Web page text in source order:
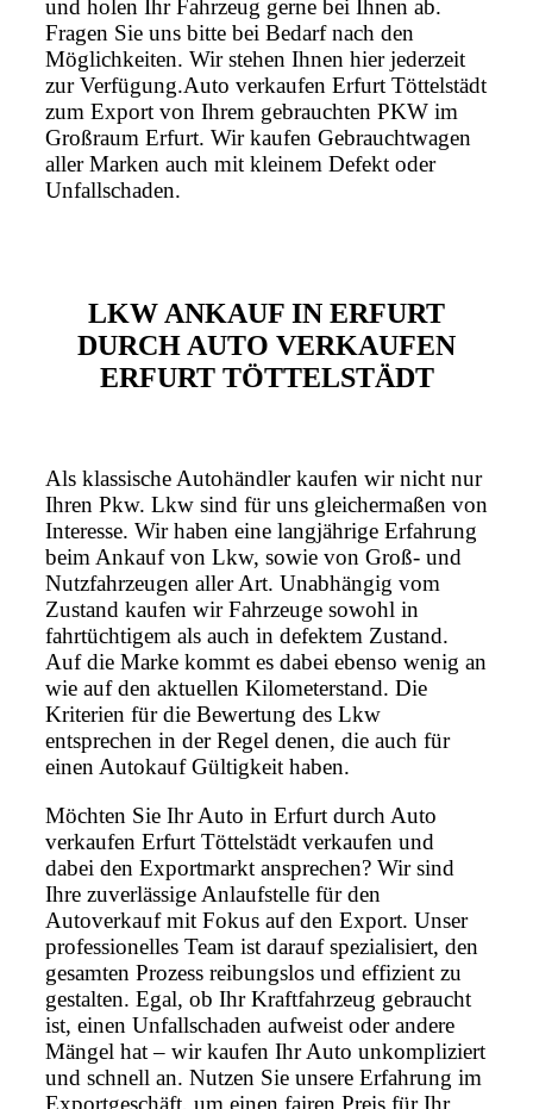
und holen Ihr Fahrzeug gerne bei Ihnen ab.
Fragen Sie uns bitte bei Bedarf nach den
Möglichkeiten. Wir stehen Ihnen hier jederzeit
zur Verfügung.Auto verkaufen Erfurt Töttelstädt
zum Export von Ihrem gebrauchten PKW im
Großraum Erfurt. Wir kaufen Gebrauchtwagen
aller Marken auch mit kleinem Defekt oder
Unfallschaden.
LKW ANKAUF IN ERFURT
DURCH AUTO VERKAUFEN
ERFURT TÖTTELSTÄDT
Als klassische Autohändler kaufen wir nicht nur
Ihren Pkw. Lkw sind für uns gleichermaßen von
Interesse. Wir haben eine langjährige Erfahrung
beim Ankauf von Lkw, sowie von Groß- und
Nutzfahrzeugen aller Art. Unabhängig vom
Zustand kaufen wir Fahrzeuge sowohl in
fahrtüchtigem als auch in defektem Zustand.
Auf die Marke kommt es dabei ebenso wenig an
wie auf den aktuellen Kilometerstand. Die
Kriterien für die Bewertung des Lkw
entsprechen in der Regel denen, die auch für
einen Autokauf Gültigkeit haben.
Möchten Sie Ihr Auto in Erfurt durch Auto
verkaufen Erfurt Töttelstädt verkaufen und
dabei den Exportmarkt ansprechen? Wir sind
Ihre zuverlässige Anlaufstelle für den
Autoverkauf mit Fokus auf den Export. Unser
professionelles Team ist darauf spezialisiert, den
gesamten Prozess reibungslos und effizient zu
gestalten. Egal, ob Ihr Kraftfahrzeug gebraucht
ist, einen Unfallschaden aufweist oder andere
Mängel hat – wir kaufen Ihr Auto unkompliziert
und schnell an. Nutzen Sie unsere Erfahrung im
Exportgeschäft, um einen fairen Preis für Ihr